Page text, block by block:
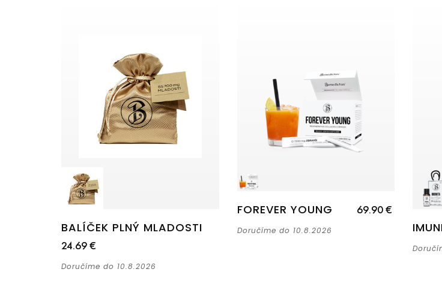
BALÍČEK PLNÝ MLADOSTI
24.69 €
Doručíme do 10.8.2026
FOREVER YOUNG 69.90 €
Doručíme do 10.8.2026